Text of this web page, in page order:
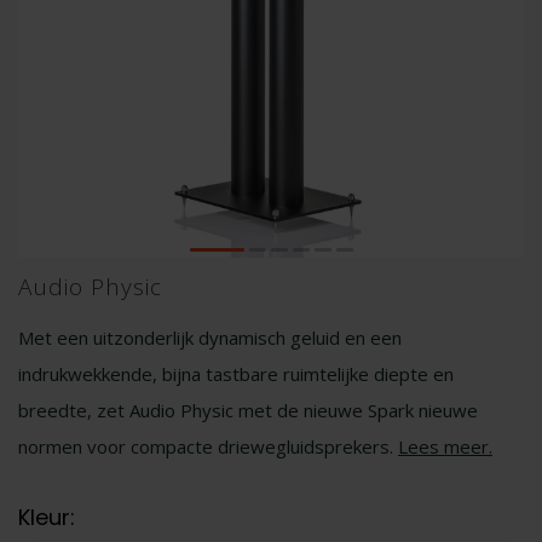
Audio Physic
Met een uitzonderlijk dynamisch geluid en een
indrukwekkende, bijna tastbare ruimtelijke diepte en
breedte, zet Audio Physic met de nieuwe Spark nieuwe
normen voor compacte driewegluidsprekers. Lees meer.
Kleur: